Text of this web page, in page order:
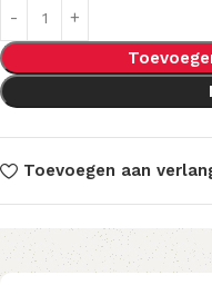
Toevoegen aan